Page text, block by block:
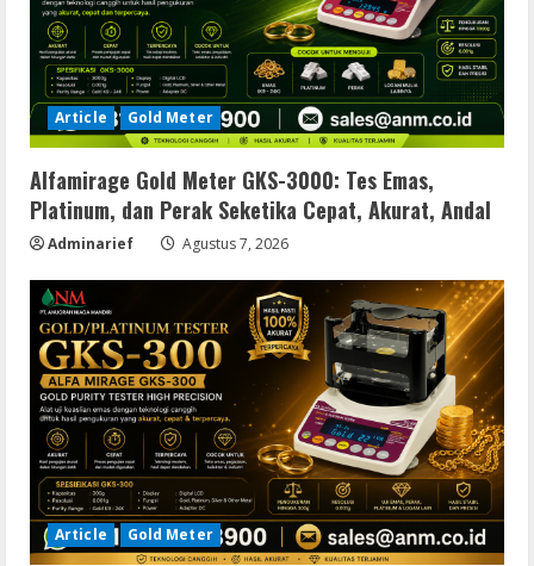
Article Gold Meter
Alfamirage Gold Meter GKS-3000: Tes Emas,
Platinum, dan Perak Seketika Cepat, Akurat, Andal
Adminarief Agustus 7, 2026
Article Gold Meter